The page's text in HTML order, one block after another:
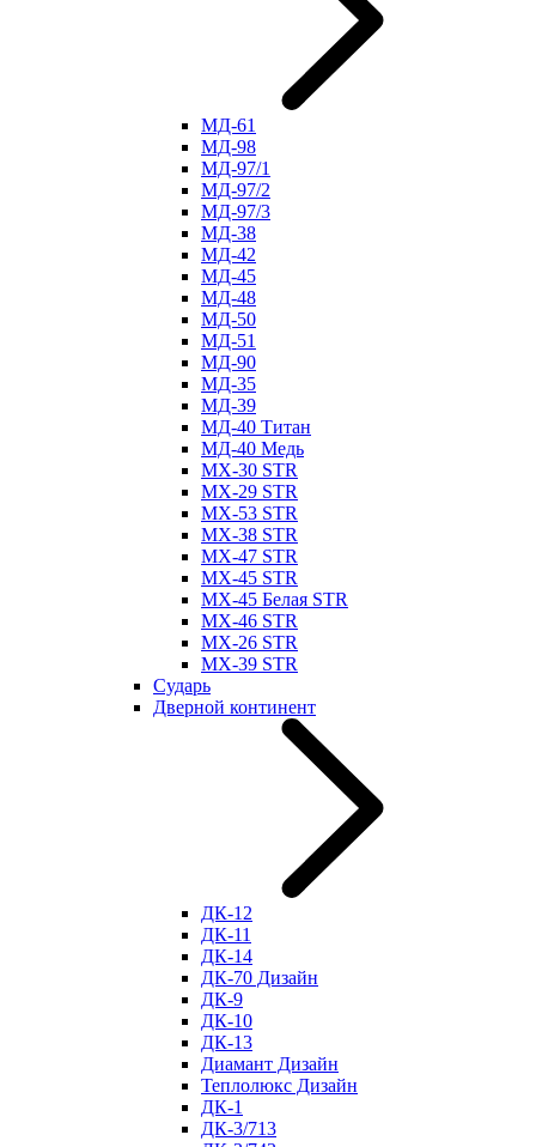
МД-61
МД-98
МД-97/1
МД-97/2
МД-97/3
МД-38
МД-42
МД-45
МД-48
МД-50
МД-51
МД-90
МД-35
МД-39
МД-40 Титан
МД-40 Медь
МХ-30 STR
МХ-29 STR
МХ-53 STR
МХ-38 STR
МХ-47 STR
МХ-45 STR
МХ-45 Белая STR
МХ-46 STR
МХ-26 STR
МХ-39 STR
Сударь
Дверной континент
ДК-12
ДК-11
ДК-14
ДК-70 Дизайн
ДК-9
ДК-10
ДК-13
Диамант Дизайн
Теплолюкс Дизайн
ДК-1
ДК-3/713